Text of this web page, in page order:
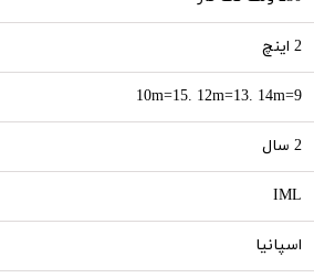
2 اینچ
10m=15. 12m=13. 14m=9
2 سال
IML
اسپانیا